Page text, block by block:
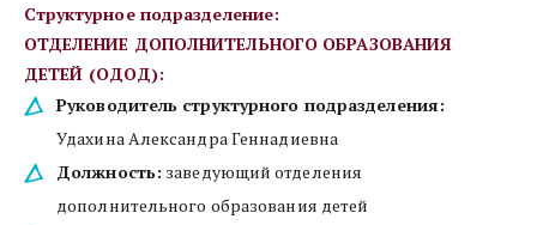
Структурное подразделение:
ОТДЕЛЕНИЕ ДОПОЛНИТЕЛЬНОГО ОБРАЗОВАНИЯ
ДЕТЕЙ (ОДОД):
Руководитель структурного подразделения:
Удахина Александра Геннадиевна
Должность: заведующий отделения
дополнительного образования детей